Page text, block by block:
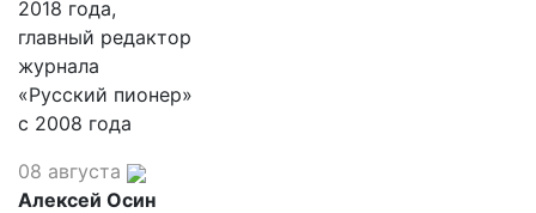
2018 года,
главный редактор
журнала
«Русский пионер»
с 2008 года
08 августа
Алексей Осин